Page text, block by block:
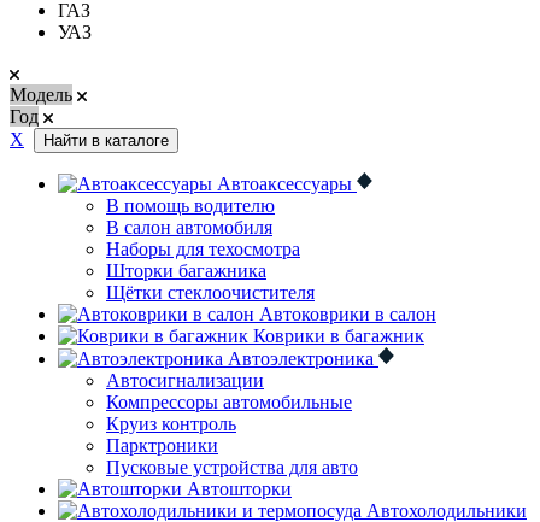
ГАЗ
УАЗ
Модель
Год
Х
Найти в каталоге
Автоаксессуары
В помощь водителю
В салон автомобиля
Наборы для техосмотра
Шторки багажника
Щётки стеклоочистителя
Автоковрики в салон
Коврики в багажник
Автоэлектроника
Автосигнализации
Компрессоры автомобильные
Круиз контроль
Парктроники
Пусковые устройства для авто
Автошторки
Автохолодильники